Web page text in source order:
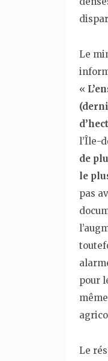
Le
«
l’Île-
de
le
pas
pour
Le